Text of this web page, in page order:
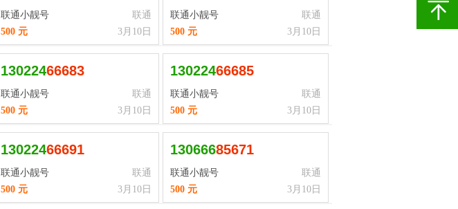
联通小靓号
联通
3月10日
500 元
联通小靓号
联通
3月10日
500 元
13022466683
联通小靓号
联通
3月10日
500 元
13022466685
联通小靓号
联通
3月10日
500 元
13022466691
联通小靓号
联通
3月10日
500 元
13066685671
联通小靓号
联通
3月10日
500 元